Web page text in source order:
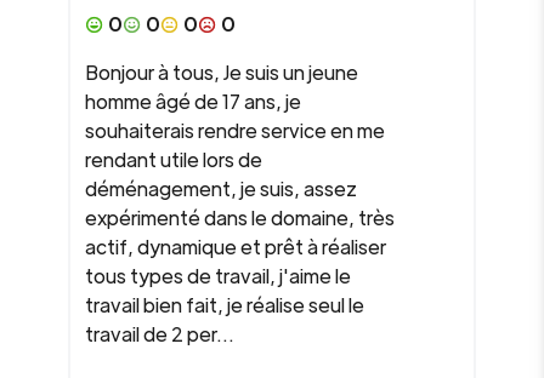
0
0 0
0
Bonjour à tous, Je suis un jeune
homme âgé de 17 ans, je
souhaiterais rendre service en me
rendant utile lors de
déménagement, je suis, assez
expérimenté dans le domaine, très
actif, dynamique et prêt à réaliser
tous types de travail, j'aime le
travail bien fait, je réalise seul le
travail de 2 per...